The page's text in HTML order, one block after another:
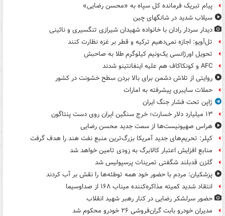
پیام تبریک فرمانده کل سپاه به «محسن رضایی»
سیلاب شدید در شانگهای چین
دیدار سردار رادان با خانواده‌ شهیدان شیرازی تنگسیری و نائینی
تل‌آویو: اجازه نمی‌دهیم ترکیه و قطر بر غزه نظارت کنند
تحویل اورژانسی یک‌ونیم کیلوگرم طلا به صاحبش
AFC و کونکاکاف هم علیه اینفانتینو شدند
روایتی از تلاش دشمن برای بالا بردن سطح خشونت در کشور
حملات سایبری پیشرفته به امارات
ژاپن تحت فشار جنگ ایران
۱۳ میلیارد دلار خسارت؛ خرج سنگین ایران روی دست پنتاگون
هراس صهیونیست‌ها از سمت جدید محسن رضایی
کپلر: تحریم‌های جدید آمریکا بزرگ‌ترین منبع نفت هند را هدف گرفت
منابع افزایش اعتبار کالابرگ به زودی تامین خواهد شد
گلزن قدبلند شگفتی تمرینات پرسپولیس شد
پزشکیان: مردم با حضور خود همه توطئه‌ها را نقش بر آب کردند
انتقاد شدید کمیته مذاکره‌کننده میناب ۱۶۸ از صداوسیما
حضور سرلشکر رضایی در کنار رهبر شهید انقلاب
مدیران خودرو بابت گران‌فروشی ۲۶ خودرو محکوم شد